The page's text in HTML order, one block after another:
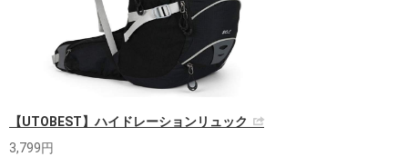
【UTOBEST】ハイドレーションリュック
3,799円